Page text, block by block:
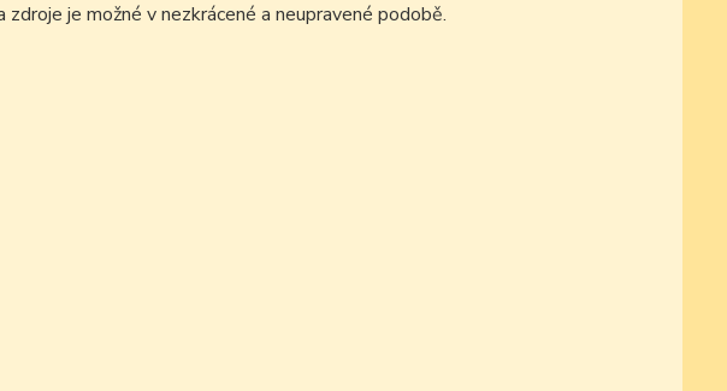
je možné v nezkrácené a neupravené podobě.